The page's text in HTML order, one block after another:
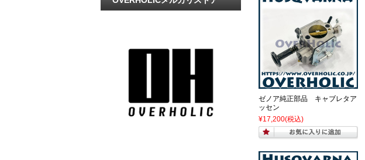
ゼノア純正部品 キャブレタア
ッセン
¥17,200(税込)